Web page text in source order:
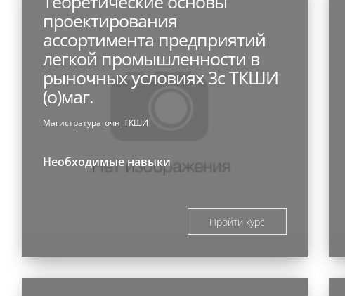
проектирования
ассортимента предприятий
легкой промышленности в
рыночных условиях 3с ТКШИ
(о)маг.
Магистратура_очн_ТКШИ
Необходимые навыки
Пройти курс